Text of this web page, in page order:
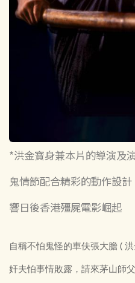
*洪金寶身兼本片的導演及
鬼情節配合精彩的動作設
響日後香港殭屍電影崛起
自稱不怕鬼怪的車伕張大膽 (
奸夫怕事情敗露，請來茅山師